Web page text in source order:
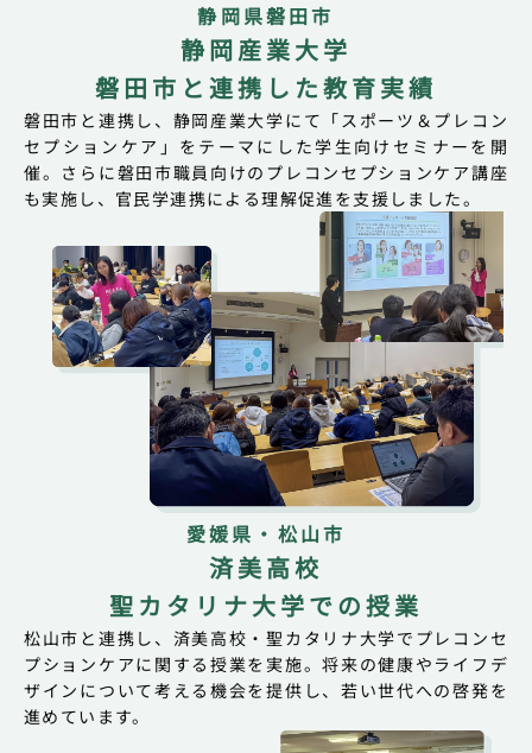
静岡県磐田市
静岡産業大学
磐田市と連携した教育実績
磐田市と連携し、静岡産業大学にて「スポーツ＆プレコン
セプションケア」をテーマにした学生向けセミナーを開
催。さらに磐田市職員向けのプレコンセプションケア講座
も実施し、官民学連携による理解促進を支援しました。
愛媛県・松山市
済美高校
聖カタリナ大学での授業
松山市と連携し、済美高校・聖カタリナ大学でプレコンセ
プションケアに関する授業を実施。将来の健康やライフデ
ザインについて考える機会を提供し、若い世代への啓発を
進めています。